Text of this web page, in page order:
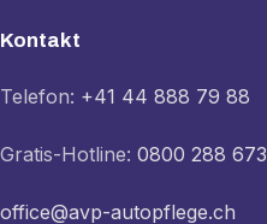
Kontakt
Telefon: +41 44 888 79 88
Gratis-Hotline: 0800 288 673
office@avp-autopflege.ch